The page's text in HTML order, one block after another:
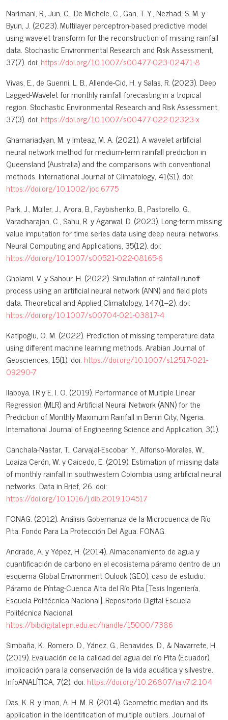
Narimani, R., Jun, C., De Michele, C., Gan, T. Y., Nezhad, S. M. y
Byun, J. (2023). Multilayer perceptron-based predictive model
using wavelet transform for the reconstruction of missing rainfall
data. Stochastic Environmental Research and Risk Assessment,
37(7). doi: https://doi.org/10.1007/s00477-023-02471-8
Vivas, E., de Guenni, L. B., Allende-Cid, H. y Salas, R. (2023). Deep
Lagged-Wavelet for monthly rainfall forecasting in a tropical
region. Stochastic Environmental Research and Risk Assessment,
37(3). doi: https://doi.org/10.1007/s00477-022-02323-x
Ghamariadyan, M. y Imteaz, M. A. (2021). A wavelet artificial
neural network method for medium-term rainfall prediction in
Queensland (Australia) and the comparisons with conventional
methods. International Journal of Climatology, 41(S1). doi:
https://doi.org/10.1002/joc.6775
Park, J., Müller, J., Arora, B., Faybishenko, B., Pastorello, G.,
Varadharajan, C., Sahu, R. y Agarwal, D. (2023). Long-term missing
value imputation for time series data using deep neural networks.
Neural Computing and Applications, 35(12). doi:
https://doi.org/10.1007/s00521-022-08165-6
Gholami, V. y Sahour, H. (2022). Simulation of rainfall-runoff
process using an artificial neural network (ANN) and field plots
data. Theoretical and Applied Climatology, 147(1–2). doi:
https://doi.org/10.1007/s00704-021-03817-4
Katipoğlu, O. M. (2022). Prediction of missing temperature data
using different machine learning methods. Arabian Journal of
Geosciences, 15(1). doi: https://doi.org/10.1007/s12517-021-
09290-7
Ilaboya, I.R y E, I. O. (2019). Performance of Multiple Linear
Regression (MLR) and Artificial Neural Network (ANN) for the
Prediction of Monthly Maximum Rainfall in Benin City, Nigeria.
International Journal of Engineering Science and Application, 3(1).
Canchala-Nastar, T., Carvajal-Escobar, Y., Alfonso-Morales, W.,
Loaiza Cerón, W. y Caicedo, E. (2019). Estimation of missing data
of monthly rainfall in southwestern Colombia using artificial neural
networks. Data in Brief, 26. doi:
https://doi.org/10.1016/j.dib.2019.104517
FONAG. (2012). Análisis Gobernanza de la Microcuenca de Río
Pita. Fondo Para La Protección Del Agua. FONAG.
Andrade, A. y Yépez, H. (2014). Almacenamiento de agua y
cuantificación de carbono en el ecosistema páramo dentro de un
esquema Global Environment Oulook (GEO), caso de estudio:
Páramo de Píntag-Cuenca Alta del Río Pita [Tesis Ingeniería,
Escuela Politécnica Nacional]. Repositorio Digital Escuela
Politécnica Nacional.
https://bibdigital.epn.edu.ec/handle/15000/7386
Simbaña, K., Romero, D., Yánez, G., Benavides, D., & Navarrete, H.
(2019). Evaluación de la calidad del agua del río Pita (Ecuador),
implicación para la conservación de la vida acuática y silvestre.
InfoANALÍTICA, 7(2). doi: https://doi.org/10.26807/ia.v7i2.104
Das, K. R. y Imon, A. H. M. R. (2014). Geometric median and its
application in the identification of multiple outliers. Journal of